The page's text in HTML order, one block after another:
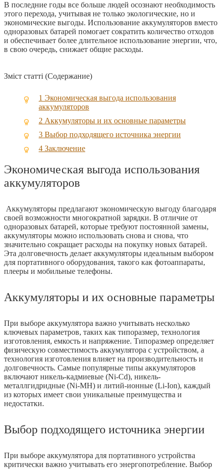
В последние годы все больше людей осознают необходимость
этого перехода, учитывая не только экологические, но и
экономические выгоды. Использование аккумуляторов вместо
одноразовых батарей помогает сократить количество отходов
и обеспечивает более длительное использование энергии, что,
в свою очередь, снижает общие расходы.
Зміст статті (Содержание)
1 Экономическая выгода использования
аккумуляторов
2 Аккумуляторы и их основные параметры
3 Выбор подходящего источника энергии
4 Заключение
Экономическая выгода использования
аккумуляторов
Аккумуляторы предлагают экономическую выгоду благодаря
своей возможности многократной зарядки. В отличие от
одноразовых батарей, которые требуют постоянной замены,
аккумуляторы можно использовать снова и снова, что
значительно сокращает расходы на покупку новых батарей.
Эта долговечность делает аккумуляторы идеальным выбором
для портативного оборудования, такого как фотоаппараты,
плееры и мобильные телефоны.
Аккумуляторы и их основные параметры
При выборе аккумулятора важно учитывать несколько
ключевых параметров, таких как типоразмер, технология
изготовления, емкость и напряжение. Типоразмер определяет
физическую совместимость аккумулятора с устройством, а
технология изготовления влияет на производительность и
долговечность. Самые популярные типы аккумуляторов
включают никель-кадмиевые (Ni-Cd), никель-
металлгидридные (Ni-MH) и литий-ионные (Li-Ion), каждый
из которых имеет свои уникальные преимущества и
недостатки.
Выбор подходящего источника энергии
При выборе аккумулятора для портативного устройства
критически важно учитывать его энергопотребление. Выбор